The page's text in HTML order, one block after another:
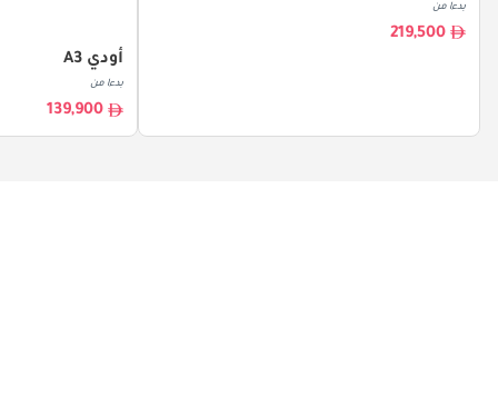
بدءا من
219,500
أودي A3
بدءا من
139,900